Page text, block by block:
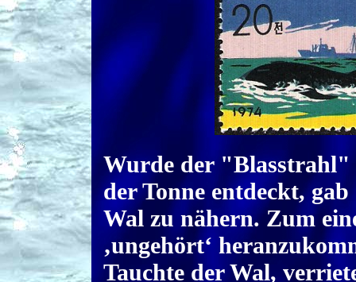
Wurde der "Blasstrahl"
der Tonne entdeckt,
Wal zu nähern. Zum
‚ungehört‘
Tauchte der Wal,